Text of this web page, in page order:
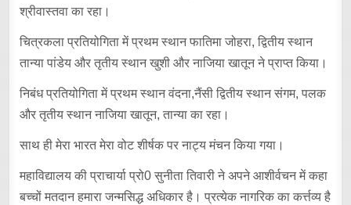
श्रीवास्तवा का रहा।
चित्रकला प्रतियोगिता में प्रथम स्थान फातिमा जोहरा, द्वितीय स्थान
तान्या पांडेय और तृतीय स्थान खुशी और नाजिया खातून ने प्राप्त किया।
निबंध प्रतियोगिता में प्रथम स्थान वंदना,नैंसी द्वितीय स्थान संगम, पलक
और तृतीय स्थान नाजिया खातून, तान्या का रहा।
साथ ही मेरा भारत मेरा वोट शीर्षक पर नाट्य मंचन किया गया।
महाविद्यालय की प्राचार्या प्रो0 सुनीता तिवारी ने अपने आशीर्वचन में कहा
बच्चों मतदान हमारा जन्मसिद्ध अधिकार है। प्रत्येक नागरिक का कर्त्तव्य है